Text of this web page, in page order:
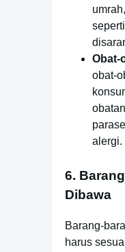
Obat-
obat-
alergi.
6.
Dibawa
Barang-
harus